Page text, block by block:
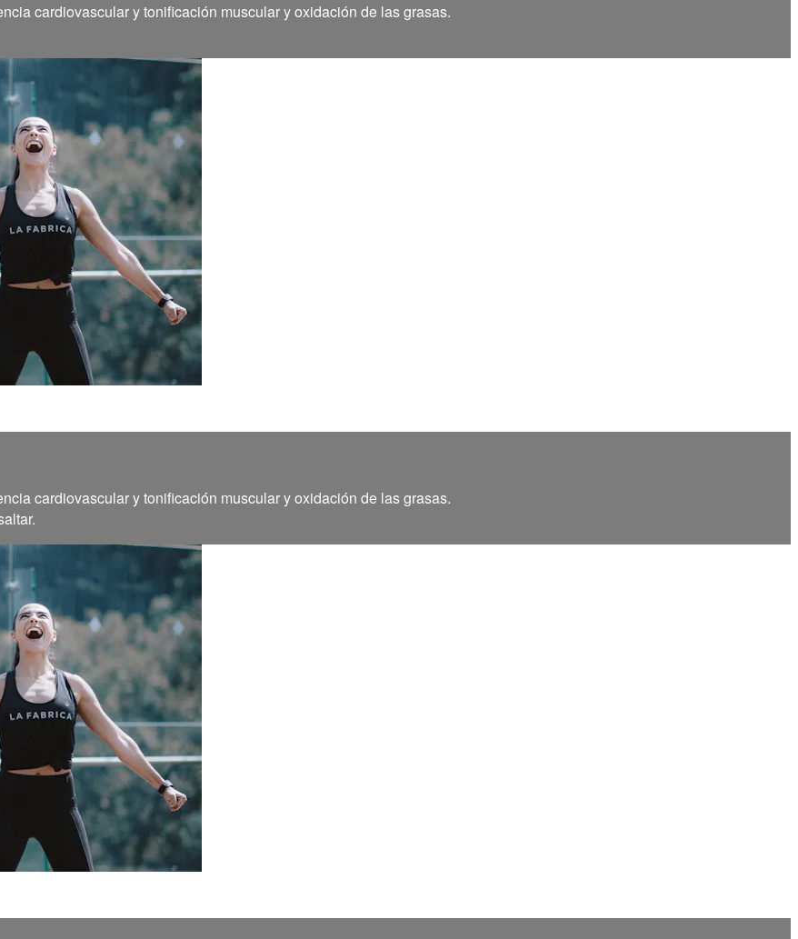
cardiovascular y tonificación muscular y oxidación de las grasas.
cardiovascular y tonificación muscular y oxidación de las grasas.